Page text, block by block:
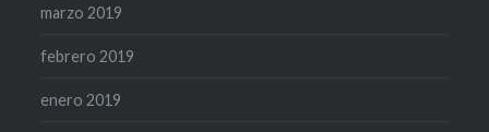
marzo 2019
febrero 2019
enero 2019